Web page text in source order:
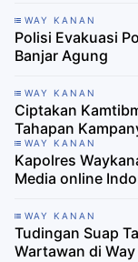
WAY KANAN
Polisi Evakuasi
Banjar Agung
WAY KANAN
Ciptakan
Tahapan
WAY KANAN
Kapolres
Media online
WAY KANAN
Tudingan Suap
Wartawan di